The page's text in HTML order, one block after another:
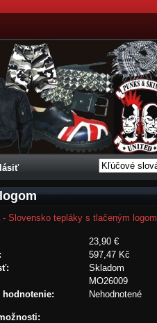
- Slovensko tepláky s tlačeným logom
23,90 €
597,47 Kč
Skladom
MO26009
hodnotenie:
Nehodnotené